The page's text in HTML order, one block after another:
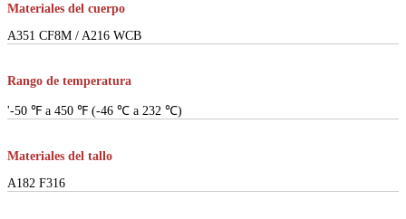
Materiales del cuerpo
A351 CF8M / A216 WCB
Rango de temperatura
'-50 ℉ a 450 ℉ (-46 ℃ a 232 ℃)
Materiales del tallo
A182 F316